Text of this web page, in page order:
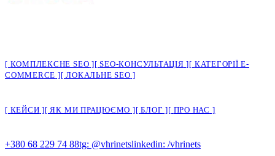
КОМПЛЕКСНЕ SEO SEO-КОНСУЛЬТАЦІЯ
КАТЕГОРІЇ E-
COMMERCE
ЛОКАЛЬНЕ SEO
КЕЙСИ ЯК МИ ПРАЦЮЄМО БЛОГ
ПРО НАС
+380 68 229 74 88tg: @vhrinetslinkedin: /vhrinets